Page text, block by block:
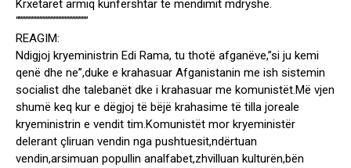
Krxetarët armiq kunfërshtar të mendimit mdryshe.
“””””””””””””””””””””””
REAGIM:
Ndigjoj kryeministrin Edi Rama, tu thotë afganëve,”si ju kemi
qenë dhe ne”,duke e krahasuar Afganistanin me ish sistemin
socialist dhe talebanët dke i krahasuar me komunistët.Më vjen
shumë keq kur e dëgjoj të bëjë krahasime të tilla joreale
kryeministrin e vendit tim.Komunistët mor kryeministër
delerant çliruan vendin nga pushtuesit,ndërtuan
vendin,arsimuan popullin analfabet,zhvilluan kulturën,bën